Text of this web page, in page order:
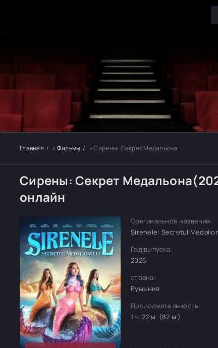
Главная » Фильмы » Сирены: Секрет Медальона
Сирены: Секрет
онлайн
Оригинальное название:
Sirenele: Secretul
Год выпуска:
2025
страна:
Румыния
Продолжительность:
1 ч. 22 м. (82 м.)